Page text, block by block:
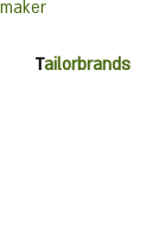
Tailorbrands